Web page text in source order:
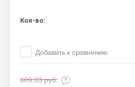
Кол-во:
Добавить к сравнению
609,03руб.